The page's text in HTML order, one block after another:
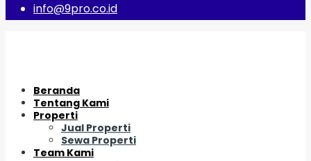
info@9pro.co.id
Beranda
Tentang Kami
Properti
Jual Properti
Sewa Properti
Team Kami